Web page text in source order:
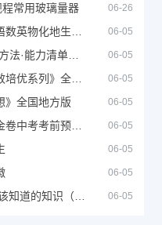
常用玻璃量器 06-26
06-05
06-05
06-05
》全国地方版 06-05
06-05
06-05
06-05
06-05